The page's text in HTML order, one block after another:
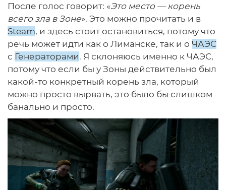
После голос говорит: «Это место — корень
всего зла в Зоне». Это можно прочитать и в
Steam, и здесь стоит остановиться, потому что
речь может идти как о Лиманске, так и о ЧАЭС
с Генераторами. Я склоняюсь именно к ЧАЭС,
потому что если бы у Зоны действительно был
какой-то конкретный корень зла, который
можно просто вырвать, это было бы слишком
банально и просто.